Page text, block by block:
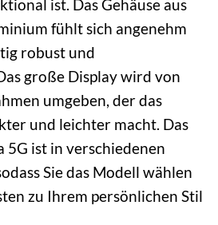
ist. Das Gehäuse aus
fühlt sich angenehm
robust und
große Display wird von
umgeben, der das
und leichter macht. Das
5G ist in verschiedenen
Sie das Modell wählen
zu Ihrem persönlichen Stil